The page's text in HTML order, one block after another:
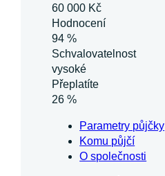
60 000 Kč
Hodnocení
94 %
Schvalovatelnost
vysoké
Přeplatíte
26 %
Parametry půjčky
Komu půjčí
O společnosti